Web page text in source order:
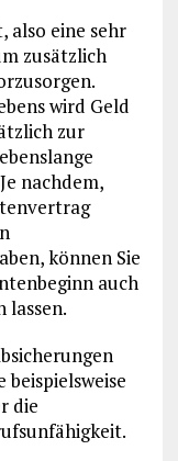
also eine sehr
zusätzlich
wird Geld
zur
nachdem,
können Sie
auch
lassen.
die